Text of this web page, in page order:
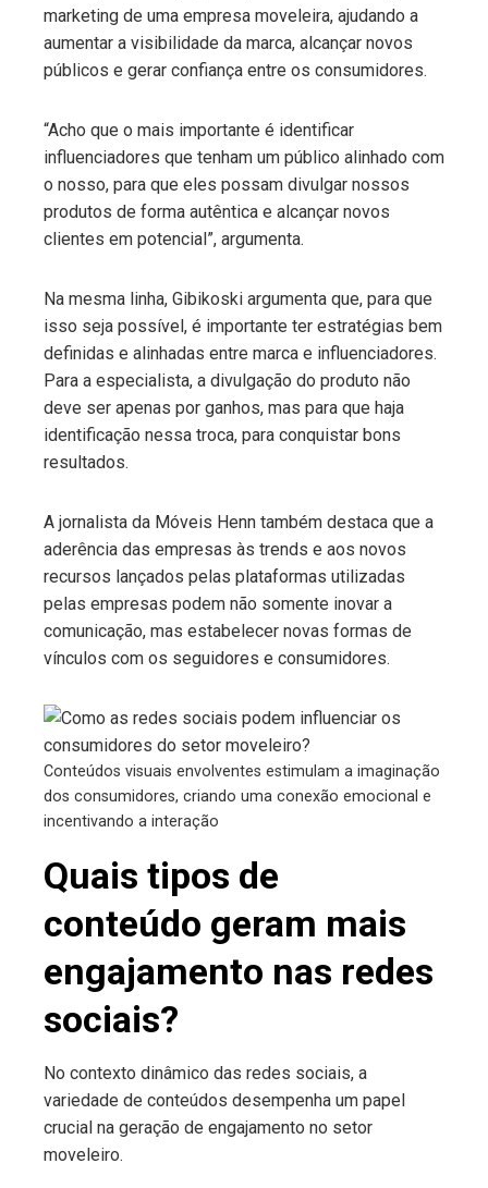
marketing de uma empresa moveleira, ajudando a
aumentar a visibilidade da marca, alcançar novos
públicos e gerar confiança entre os consumidores.
“Acho que o mais importante é identificar
influenciadores que tenham um público alinhado com
o nosso, para que eles possam divulgar nossos
produtos de forma autêntica e alcançar novos
clientes em potencial”, argumenta.
Na mesma linha, Gibikoski argumenta que, para que
isso seja possível, é importante ter estratégias bem
definidas e alinhadas entre marca e influenciadores.
Para a especialista, a divulgação do produto não
deve ser apenas por ganhos, mas para que haja
identificação nessa troca, para conquistar bons
resultados.
A jornalista da Móveis Henn também destaca que a
aderência das empresas às trends e aos novos
recursos lançados pelas plataformas utilizadas
pelas empresas podem não somente inovar a
comunicação, mas estabelecer novas formas de
vínculos com os seguidores e consumidores.
Conteúdos visuais envolventes estimulam a imaginação
dos consumidores, criando uma conexão emocional e
incentivando a interação
Quais tipos de
conteúdo geram mais
engajamento nas redes
sociais?
No contexto dinâmico das redes sociais, a
variedade de conteúdos desempenha um papel
crucial na geração de engajamento no setor
moveleiro.